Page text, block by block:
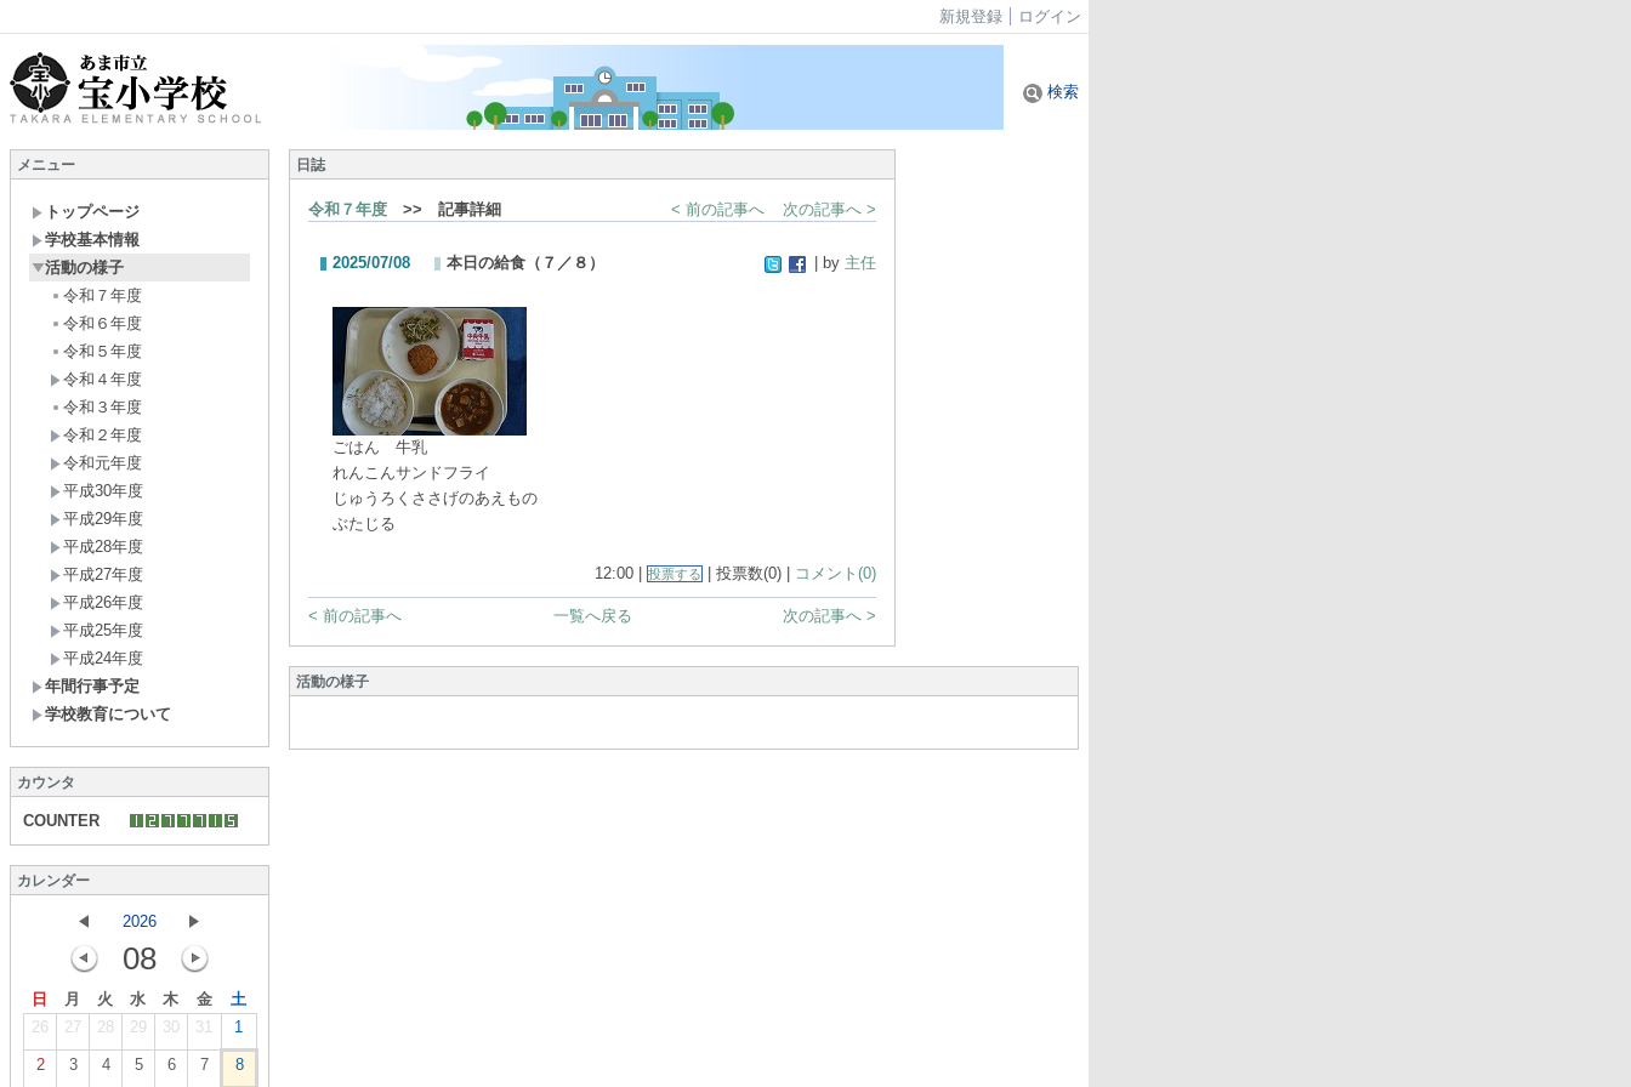
新規登録 ログイン
検索
メニュー
トップページ
学校基本情報
活動の様子
令和７年度
令和６年度
令和５年度
令和４年度
令和３年度
令和２年度
令和元年度
平成30年度
平成29年度
平成28年度
平成27年度
平成26年度
平成25年度
平成24年度
年間行事予定
学校教育について
カウンタ
COUNTER
カレンダー
2026
08
日 月 火 水 木 金
土
26
27 28 29 30 31 1
2 3 4 5 6 7 8
日誌
令和７年度 >> 記事詳細 < 前の記事へ 次の記事へ >
2025/07/08 本日の給食（７／８） | by 主任
ごはん 牛乳
れんこんサンドフライ
じゅうろくささげのあえもの
ぶたじる
12:00 | 投票する | 投票数(0) | コメント(0)
< 前の記事へ 次の記事へ >
一覧へ戻る
活動の様子